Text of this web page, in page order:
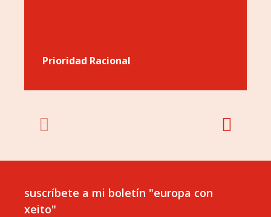
Prioridad Racional
suscríbete a mi boletín "europa con
xeito"